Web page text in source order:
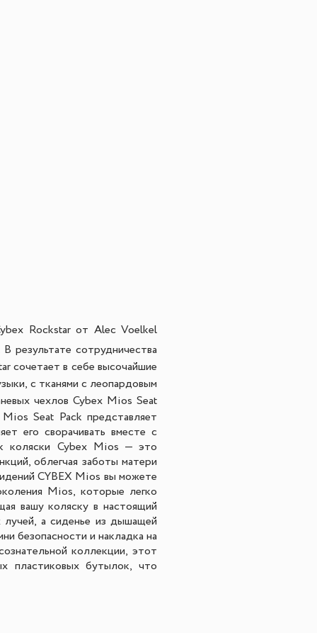
Rockstar от Alec Voelkel
результате сотрудничества
сочетает в себе высочайшие
с тканями с леопардовым
чехлов Cybex Mios Seat
Seat Pack представляет
его сворачивать вместе с
коляски Cybex Mios — это
облегчая заботы матери
CYBEX Mios вы можете
Mios, которые легко
вашу коляску в настоящий
а сиденье из дышащей
безопасности и накладка на
коллекции, этот
пластиковых бутылок, что